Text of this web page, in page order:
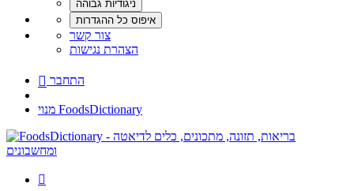
צור קשר
הצהרת נגישות
 התחבר
מנוי FoodsDictionary
